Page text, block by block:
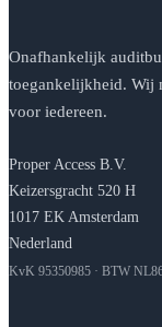
Onafhankelijk
toegankelijkheid. Wij
voor iedereen.
Proper Access B.V.
Keizersgracht 520 H
1017 EK Amsterdam
Nederland
KvK 95350985 · BTW